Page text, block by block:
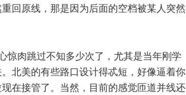
回原线，那是因为后面的空档被某人突然
惊肉跳过不知多少次了，尤其是当年刚学
北美的有些路口设计得忒短，好像逼着你
在接管了。当然，目前的感觉匝道并线还